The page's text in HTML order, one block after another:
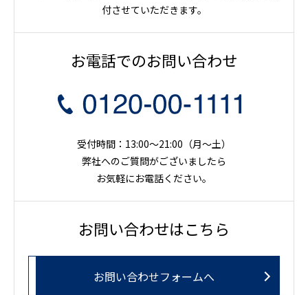
付させていただきます。
お電話でのお問い合わせ
受付時間：13:00～21:00（月〜土）
弊社へのご質問がございましたら
お気軽にお電話ください。
お問い合わせはこちら
お問い合わせフォームへ